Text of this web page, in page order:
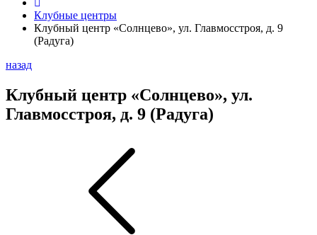
Клубные центры
Клубный центр «Солнцево», ул. Главмосстроя, д. 9
(Радуга)
назад
Клубный центр «Солнцево», ул.
Главмосстроя, д. 9 (Радуга)